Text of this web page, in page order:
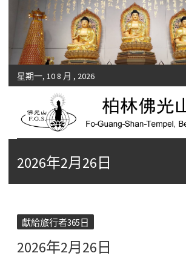
星期一, 10 8 月 , 2026
Fo-Guang-Shan-Tempel, Berlin e.V.
2026年2月26日
獻給旅行者365日
2026年2月26日